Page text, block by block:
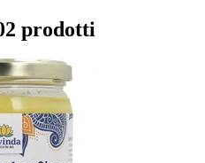
prodotti